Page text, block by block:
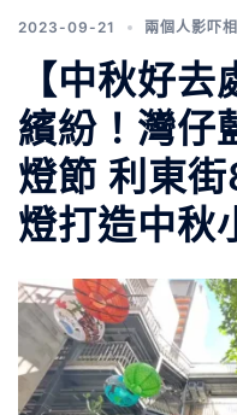
2023-09-21 兩個人影吓相
【中秋好
繽紛！灣仔
燈節 利東
燈打造中秋